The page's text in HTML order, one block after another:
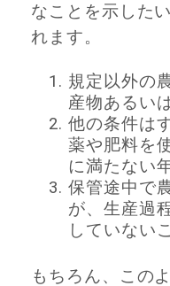
なことを示した
れます。
規定以外の
産物あるい
他の条件は
薬や肥料を
に満たない
保管途中で
が、生産過
していない
もちろん、この